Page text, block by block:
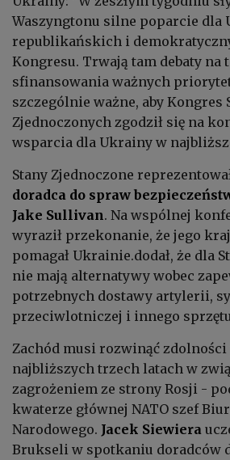
Waszyngtonu silne poparcie dla
republikańskich i
Kongresu. Trwają tam debaty na
sfinansowania ważnych
szczególnie ważne, aby Kongres
Zjednoczonych zgodził się na
wsparcia dla Ukrainy w
Stany Zjednoczone
doradca do spraw
Jake Sullivan. Na wspólnej
wyraził przekonanie, że jego
pomagał Ukrainie.dodał, że dla
nie mają alternatywy wobec
potrzebnych dostawy artylerii,
przeciwlotniczej i innego
Zachód musi rozwinąć
najbliższych trzech latach w
zagrożeniem ze strony Rosji -
kwaterze głównej NATO szef
Narodowego. Jacek Siewiera
Brukseli w spotkaniu doradców